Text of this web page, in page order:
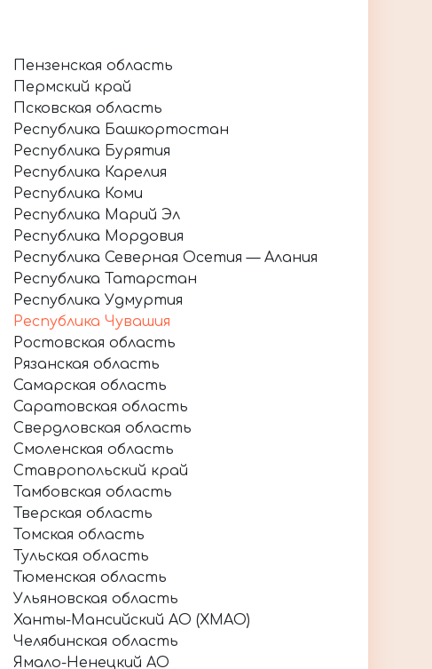
Пензенская область
Пермский край
Псковская область
Республика Башкортостан
Республика Бурятия
Республика Карелия
Республика Коми
Республика Марий Эл
Республика Мордовия
Республика Северная Осетия — Алания
Республика Татарстан
Республика Удмуртия
Республика Чувашия
Ростовская область
Рязанская область
Самарская область
Саратовская область
Свердловская область
Смоленская область
Ставропольский край
Тамбовская область
Тверская область
Томская область
Тульская область
Тюменская область
Ульяновская область
Ханты-Мансийский АО (ХМАО)
Челябинская область
Ямало-Ненецкий АО